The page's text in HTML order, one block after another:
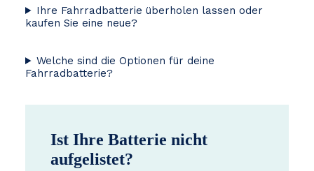
Ihre Fahrradbatterie überholen lassen oder
kaufen Sie eine neue?
Welche sind die Optionen für deine
Fahrradbatterie?
Ist Ihre Batterie nicht
aufgelistet?